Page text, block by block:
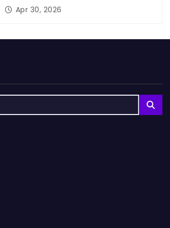
Apr 30, 2026